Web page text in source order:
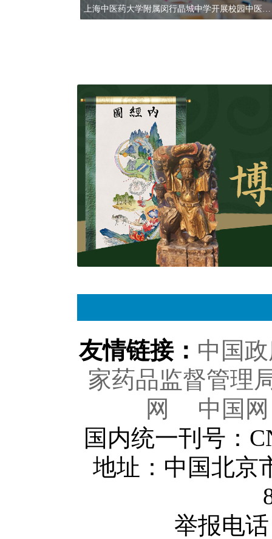
上海中医药大学附属闵行晶城中学开展校园中医药文化主题日活动
友情链接： 中国
家药品监督管理
网
中国网
国内统一刊号：
地址：中国北
举报电话